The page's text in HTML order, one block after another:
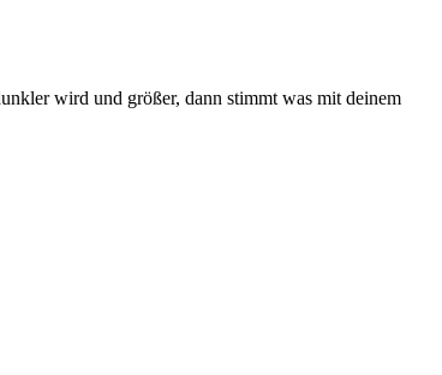
wird und größer, dann stimmt was mit deinem